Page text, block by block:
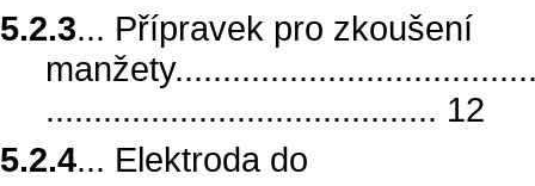
5.2.3... Přípravek pro zkoušení
......................................... 12
5.2.4... Elektroda do